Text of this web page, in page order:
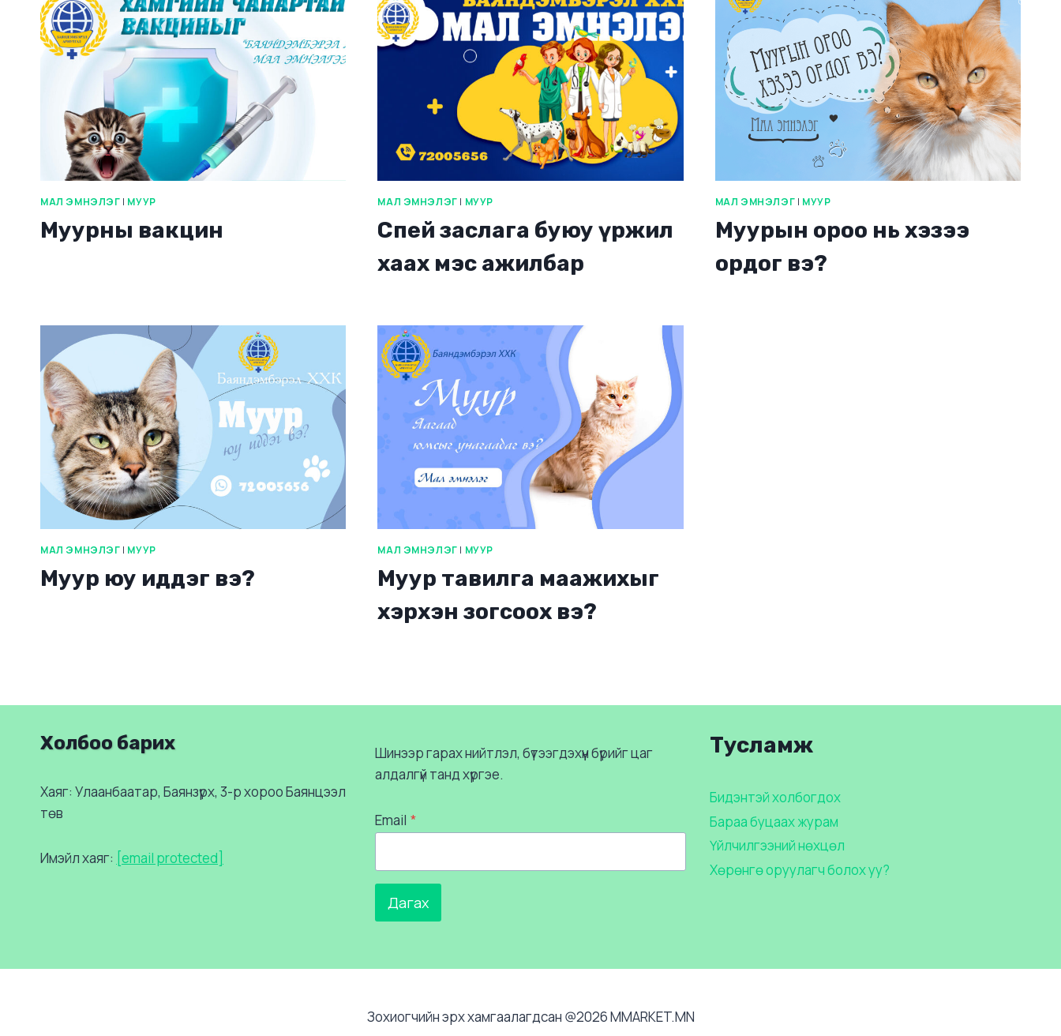
МАЛ ЭМНЭЛЭГ | МУУР
Муурны вакцин
МАЛ ЭМНЭЛЭГ | МУУР
Спей заслага буюу үржил
хаах мэс ажилбар
МАЛ ЭМНЭЛЭГ | МУУР
Муурын ороо нь хэзээ
ордог вэ?
МАЛ ЭМНЭЛЭГ | МУУР
Муур юу иддэг вэ?
МАЛ ЭМНЭЛЭГ | МУУР
Муур тавилга маажихыг
хэрхэн зогсоох вэ?
Холбоо барих
Хаяг: Улаанбаатар, Баянзүрх, 3-р хороо Баянцээл
төв
Имэйл хаяг: [email protected]
Шинээр гарах нийтлэл, бүтээгдэхүүн бүрийг цаг
алдалгүй танд хүргэе.
Email *
Дагах
Тусламж
Бидэнтэй холбогдох
Бараа буцаах журам
Үйлчилгээний нөхцөл
Хөрөнгө оруулагч болох уу?
Зохиогчийн эрх хамгаалагдсан @2026 MMARKET.MN